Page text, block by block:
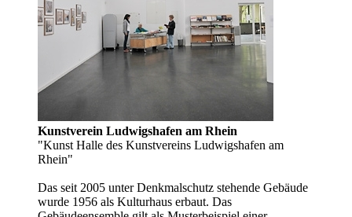
Kunstverein Ludwigshafen am Rhein
"Kunst Halle des Kunstvereins Ludwigshafen am
Rhein"
Das seit 2005 unter Denkmalschutz stehende Gebäude
wurde 1956 als Kulturhaus erbaut. Das